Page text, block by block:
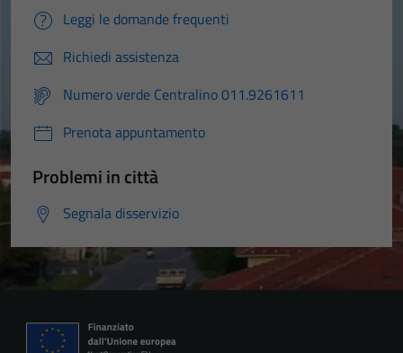
Leggi le domande frequenti
Richiedi assistenza
Numero verde Centralino 011.9261611
Prenota appuntamento
Problemi in città
Segnala disservizio